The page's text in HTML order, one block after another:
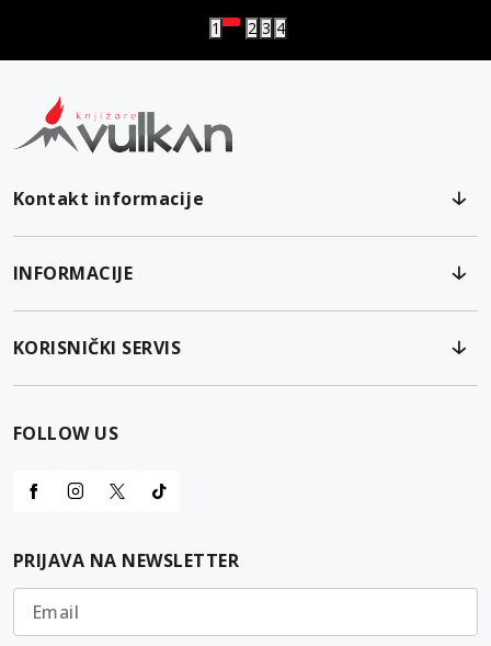
1 2 3 4
Kontakt informacije
INFORMACIJE
KORISNIČKI SERVIS
FOLLOW US
PRIJAVA NA NEWSLETTER
Email